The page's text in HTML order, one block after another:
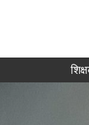
शिक्षक